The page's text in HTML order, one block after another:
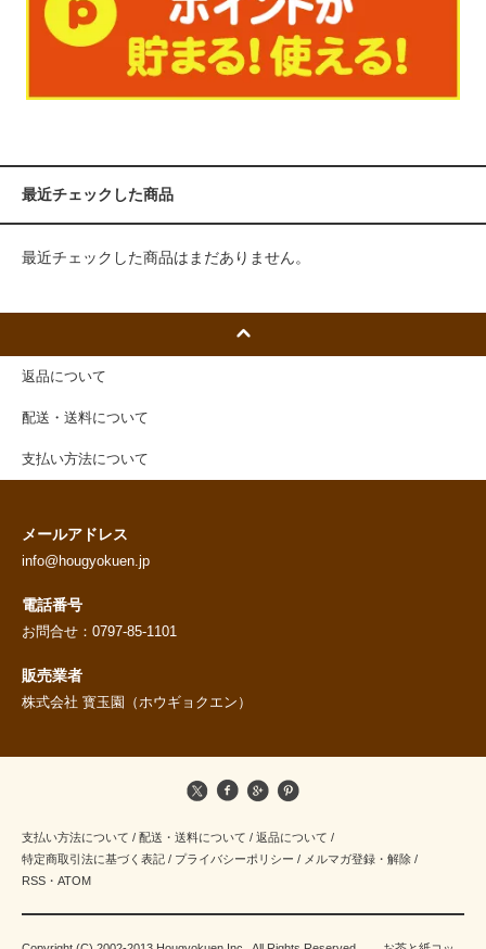
最近チェックした商品
最近チェックした商品はまだありません。
返品について
配送・送料について
支払い方法について
メールアドレス
info@hougyokuen.jp
電話番号
お問合せ：0797-85-1101
販売業者
株式会社 寳玉園（ホウギョクエン）
支払い方法について / 配送・送料について / 返品について /
特定商取引法に基づく表記 / プライバシーポリシー / メルマガ登録・解除 /
RSS ・ ATOM